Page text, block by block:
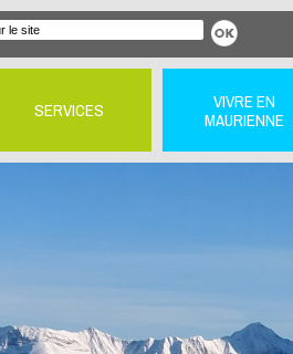
SERVICES
VIVRE EN
MAURIENNE